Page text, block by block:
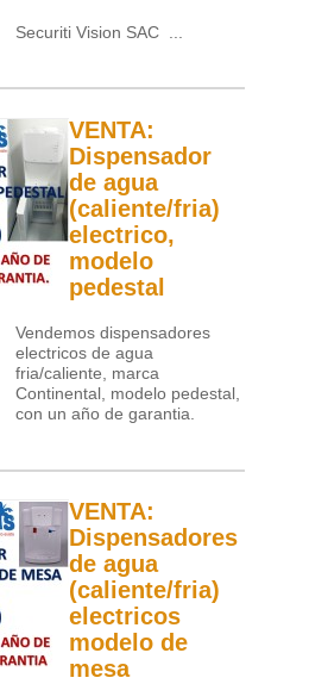
Securiti Vision SAC ...
VENTA:
Dispensador
de agua
(caliente/fria)
electrico,
modelo
pedestal
Vendemos dispensadores
electricos de agua
fria/caliente, marca
Continental, modelo pedestal,
con un año de garantia.
VENTA:
Dispensadores
de agua
(caliente/fria)
electricos
modelo de
mesa